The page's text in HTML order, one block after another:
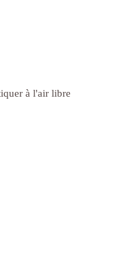
à l'air libre